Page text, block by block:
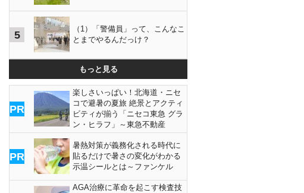
5
（1）「警備員」って、こんなこ
とまでやるんだっけ？
もっと見る
PR
楽しさいっぱい！北海道・ニセ
コで避暑の夏旅 絶景とアクティ
ビティが揃う「ニセコ東急 グラ
ン・ヒラフ」～東急不動産
PR
暑熱対策が義務化される時代に
貼るだけで暑さの変化がわかる
示温シールとは～ファンケル
AGA治療に革命を起こす検査技